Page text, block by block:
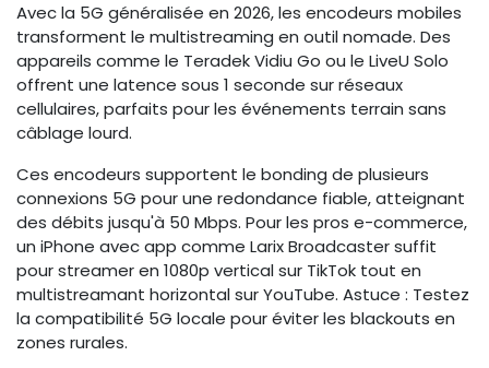
Avec la 5G généralisée en 2026, les encodeurs mobiles
transforment le multistreaming en outil nomade. Des
appareils comme le Teradek Vidiu Go ou le LiveU Solo
offrent une latence sous 1 seconde sur réseaux
cellulaires, parfaits pour les événements terrain sans
câblage lourd.
Ces encodeurs supportent le bonding de plusieurs
connexions 5G pour une redondance fiable, atteignant
des débits jusqu'à 50 Mbps. Pour les pros e-commerce,
un iPhone avec app comme Larix Broadcaster suffit
pour streamer en 1080p vertical sur TikTok tout en
multistreamant horizontal sur YouTube. Astuce : Testez
la compatibilité 5G locale pour éviter les blackouts en
zones rurales.